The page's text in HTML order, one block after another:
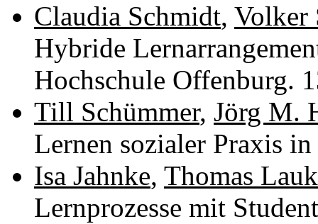
Claudia Schmidt, Volker
Hybride
Hochschule Offenburg.
Till Schümmer, Jörg M.
Lernen sozialer Praxis
Isa Jahnke, Thomas
Lernprozesse mit